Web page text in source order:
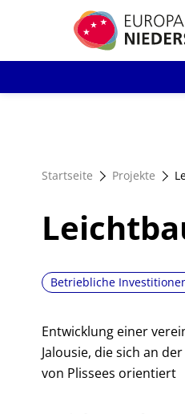
Startseite Projekte
Betriebliche
Entwicklung einer
Jalousie, die sich an
von Plissees orientiert